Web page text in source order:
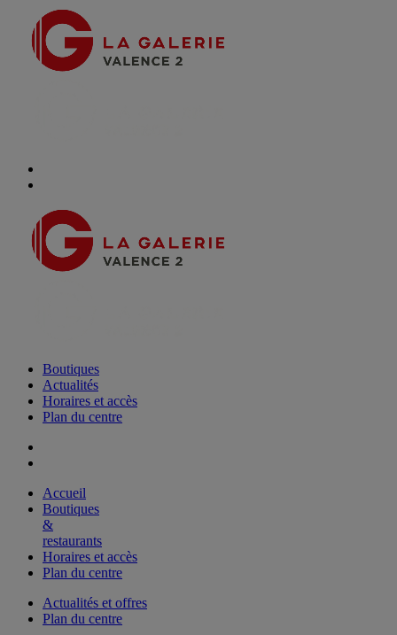
Boutiques
Actualités
Horaires et accès
Plan du centre
Accueil
Boutiques
&
restaurants
Horaires et accès
Plan du centre
Actualités et offres
Plan du centre